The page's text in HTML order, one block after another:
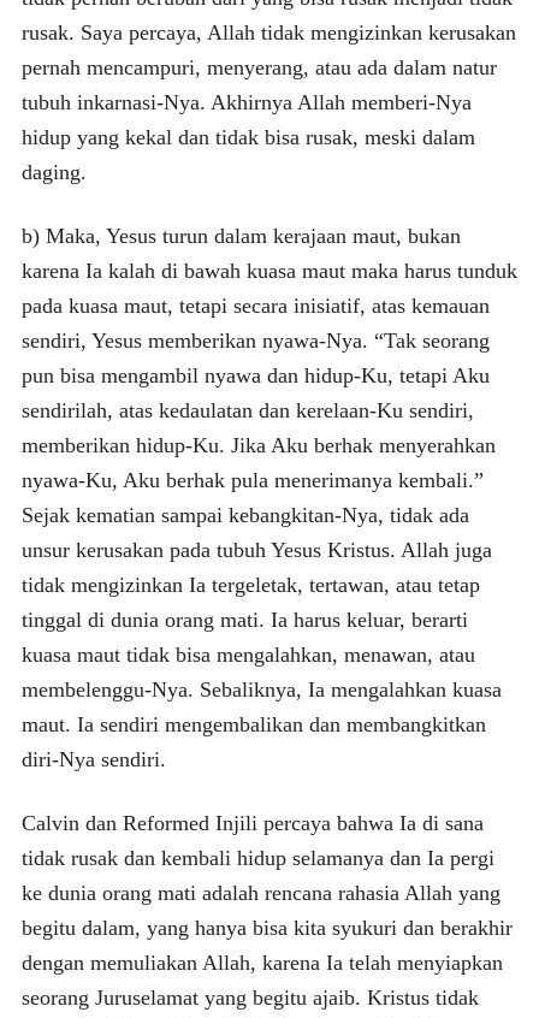
rusak. Saya percaya, Allah tidak mengizinkan kerusakan
pernah mencampuri, menyerang, atau ada dalam natur
tubuh inkarnasi-Nya. Akhirnya Allah memberi-Nya
hidup yang kekal dan tidak bisa rusak, meski dalam
daging.
b) Maka, Yesus turun dalam kerajaan maut, bukan
karena Ia kalah di bawah kuasa maut maka harus tunduk
pada kuasa maut, tetapi secara inisiatif, atas kemauan
sendiri, Yesus memberikan nyawa-Nya. “Tak seorang
pun bisa mengambil nyawa dan hidup-Ku, tetapi Aku
sendirilah, atas kedaulatan dan kerelaan-Ku sendiri,
memberikan hidup-Ku. Jika Aku berhak menyerahkan
nyawa-Ku, Aku berhak pula menerimanya kembali.”
Sejak kematian sampai kebangkitan-Nya, tidak ada
unsur kerusakan pada tubuh Yesus Kristus. Allah juga
tidak mengizinkan Ia tergeletak, tertawan, atau tetap
tinggal di dunia orang mati. Ia harus keluar, berarti
kuasa maut tidak bisa mengalahkan, menawan, atau
membelenggu-Nya. Sebaliknya, Ia mengalahkan kuasa
maut. Ia sendiri mengembalikan dan membangkitkan
diri-Nya sendiri.
Calvin dan Reformed Injili percaya bahwa Ia di sana
tidak rusak dan kembali hidup selamanya dan Ia pergi
ke dunia orang mati adalah rencana rahasia Allah yang
begitu dalam, yang hanya bisa kita syukuri dan berakhir
dengan memuliakan Allah, karena Ia telah menyiapkan
seorang Juruselamat yang begitu ajaib. Kristus tidak